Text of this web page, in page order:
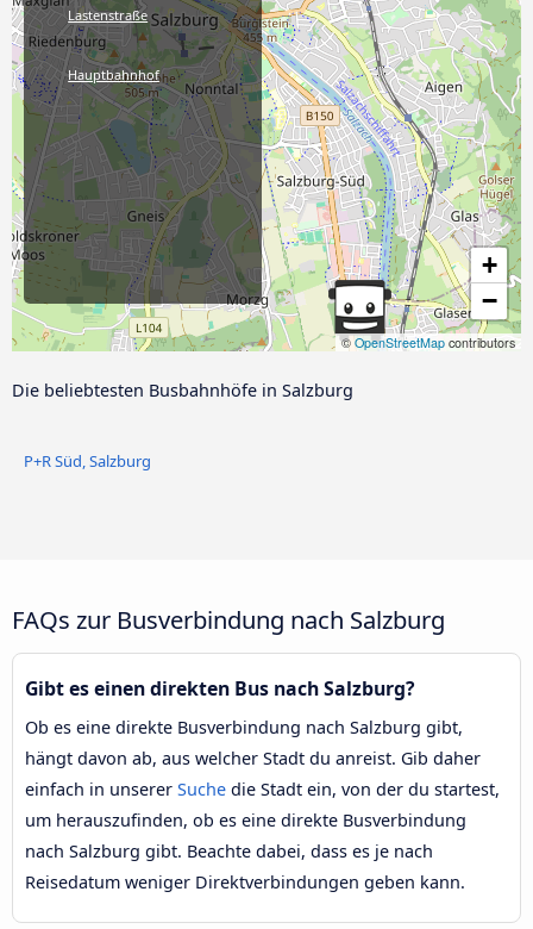
+
−
© OpenStreetMap contributors
Lastenstraße
Hauptbahnhof
Die beliebtesten Busbahnhöfe in Salzburg
P+R Süd, Salzburg
FAQs zur Busverbindung nach Salzburg
Gibt es einen direkten Bus nach Salzburg?
Ob es eine direkte Busverbindung nach Salzburg gibt,
hängt davon ab, aus welcher Stadt du anreist. Gib daher
einfach in unserer Suche die Stadt ein, von der du startest,
um herauszufinden, ob es eine direkte Busverbindung
nach Salzburg gibt. Beachte dabei, dass es je nach
Reisedatum weniger Direktverbindungen geben kann.